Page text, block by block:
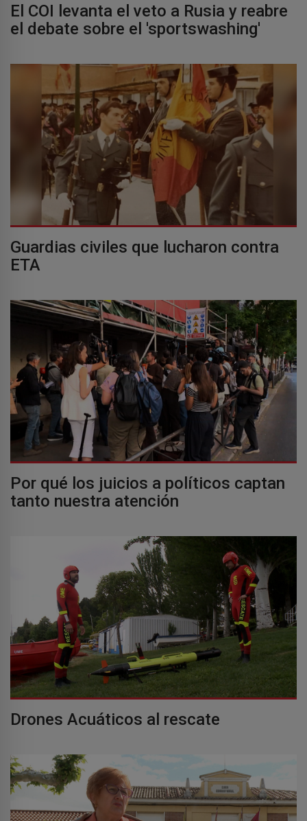
El COI levanta el veto a Rusia y reabre
el debate sobre el 'sportswashing'
Guardias civiles que lucharon contra
ETA
Por qué los juicios a políticos captan
tanto nuestra atención
Drones Acuáticos al rescate